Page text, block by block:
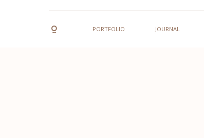
PORTFOLIO JOURNAL